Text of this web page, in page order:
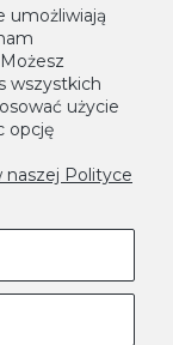
informacje o
umożliwiają
wszystkich
użycie
opcję
naszej Polityce